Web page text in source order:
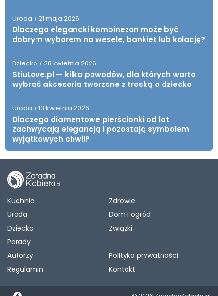
Uroda / 21 maja 2026
Dlaczego elegancki kombinezon może być
dobrym wyborem na wesele, bankiet lub kolację?
Dziecko / 28 kwietnia 2026
StiuLove.pl — kilka powodów, dla których warto
wybrać akcesoria tworzone z troską o dziecko
Uroda / 13 kwietnia 2026
Dlaczego diamentowe pierścionki od lat
zachwycają elegancją i pozostają symbolem
wyjątkowych chwil?
Kuchnia
Zdrowie
Uroda
Dom i ogród
Dziecko
Związki
Porady
Autorzy
Polityka prywatności
Regulamin
Kontakt